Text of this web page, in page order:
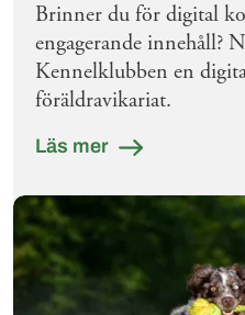
Brinner du för digital
engagerande innehåll?
Kennelklubben en
föräldravikariat.
Läs mer